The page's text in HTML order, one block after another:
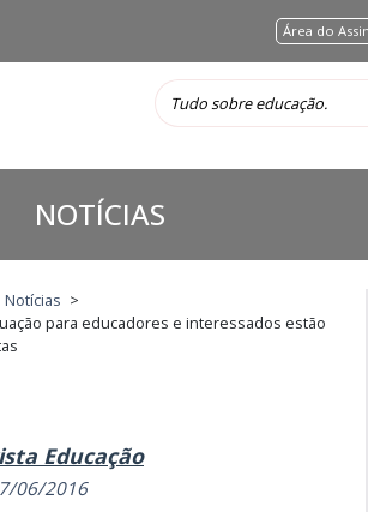
Área do
NOTÍCIAS
Notícias >
para educadores e interessados estão
Educação
06/2016